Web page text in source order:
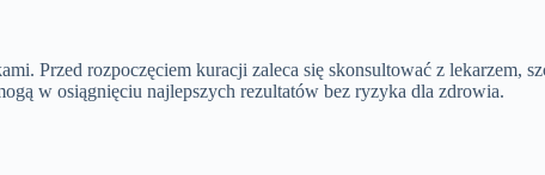
Przed rozpoczęciem kuracji zaleca się skonsultować z lekarzem,
w osiągnięciu najlepszych rezultatów bez ryzyka dla zdrowia.